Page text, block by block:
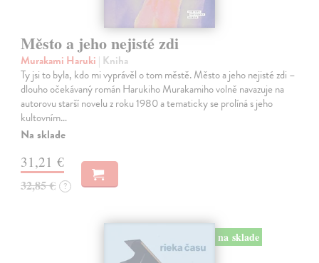
Město a jeho nejisté zdi
Murakami Haruki | Kniha
Ty jsi to byla, kdo mi vyprávěl o tom městě. Město a jeho nejisté zdi –
dlouho očekávaný román Harukiho Murakamiho volně navazuje na
autorovu starší novelu z roku 1980 a tematicky se prolíná s jeho
kultovním…
Na sklade
31,21 €
32,85 € ?
na sklade